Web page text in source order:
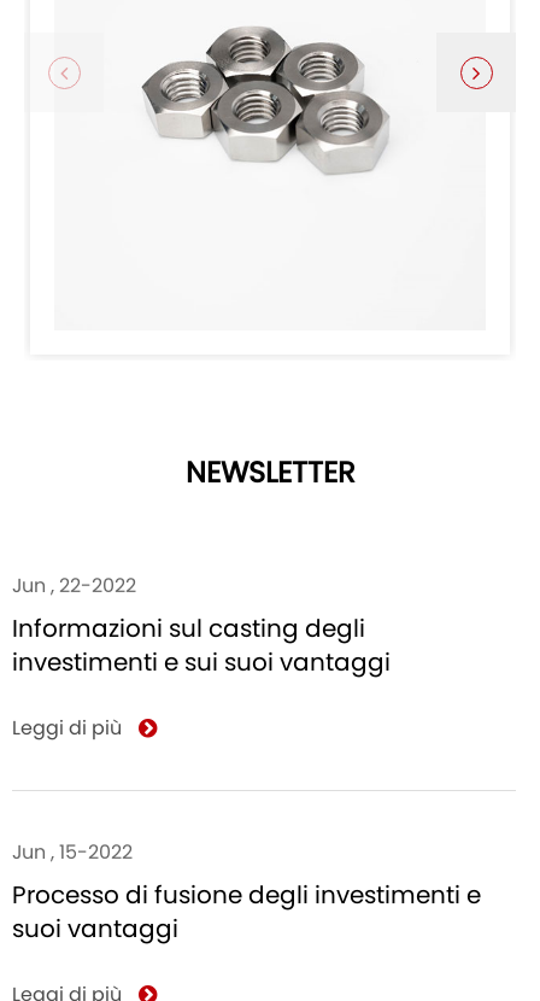
NEWSLETTER
Jun , 22-2022
Informazioni sul casting degli
investimenti e sui suoi vantaggi
Leggi di più
Jun , 15-2022
Processo di fusione degli investimenti e
suoi vantaggi
Leggi di più